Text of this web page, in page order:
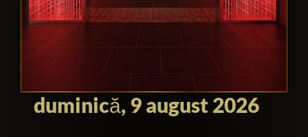
duminică, 9 august 2026